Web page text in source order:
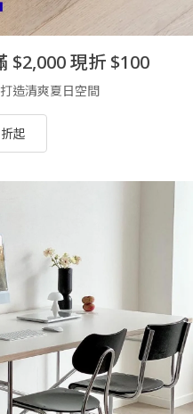
$2,000 現折 $100
造清爽夏日空間
起